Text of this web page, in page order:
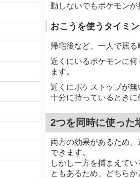
動しないでもポケモンが
おこうを使うタイミ
帰宅後など、一人で居る
近くにいるポケモンに
ます。
近くにポケストップが
十分に持っているときに
2つを同時に使った
両方の効果があるため
できます。
しかし一方を捕まえて
ともあるため、どちら